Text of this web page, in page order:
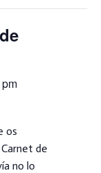
os
de
no lo